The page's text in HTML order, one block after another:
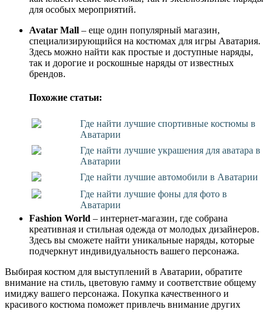
для особых мероприятий.
Avatar Mall – еще один популярный магазин,
специализирующийся на костюмах для игры Аватария.
Здесь можно найти как простые и доступные наряды,
так и дорогие и роскошные наряды от известных
брендов.
Похожие статьи:
Где найти лучшие спортивные костюмы в
Аватарии
Где найти лучшие украшения для аватара в
Аватарии
Где найти лучшие автомобили в Аватарии
Где найти лучшие фоны для фото в
Аватарии
Fashion World – интернет-магазин, где собрана
креативная и стильная одежда от молодых дизайнеров.
Здесь вы сможете найти уникальные наряды, которые
подчеркнут индивидуальность вашего персонажа.
Выбирая костюм для выступлений в Аватарии, обратите
внимание на стиль, цветовую гамму и соответствие общему
имиджу вашего персонажа. Покупка качественного и
красивого костюма поможет привлечь внимание других